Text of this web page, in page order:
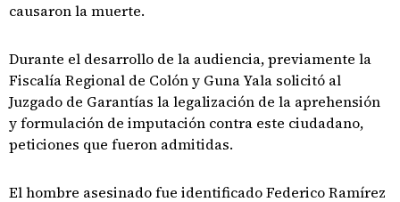
causaron la muerte.
Durante el desarrollo de la audiencia, previamente la
Fiscalía Regional de Colón y Guna Yala solicitó al
Juzgado de Garantías la legalización de la aprehensión
y formulación de imputación contra este ciudadano,
peticiones que fueron admitidas.
El hombre asesinado fue identificado Federico Ramírez